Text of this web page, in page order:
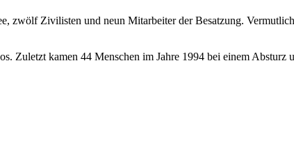
zwölf Zivilisten und neun Mitarbeiter der Besatzung.
Zuletzt kamen 44 Menschen im Jahre 1994 bei einem Absturz